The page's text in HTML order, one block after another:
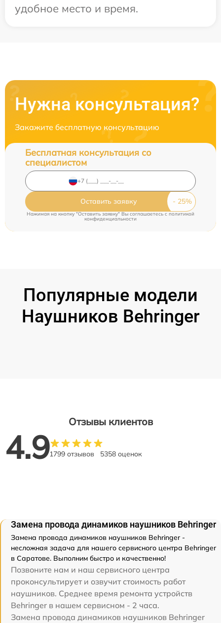
удобное место и время.
Нужна консультация?
Закажите бесплатную консультацию
Бесплатная консультация со
специалистом
Оставить заявку
Нажимая на кнопку "Оставить заявку" Вы соглашаетесь cполитикой
конфиденциальности
Популярные модели
Наушников Behringer
Отзывы клиентов
4.91799 отзывов 5358 оценок
Замена провода динамиков наушников Behringer
Замена провода динамиков наушников Behringer -
несложная задача для нашего сервисного центра Behringer
в Саратове. Выполним быстро и качественно!
Позвоните нам и наш сервисного центра
проконсультирует и озвучит стоимость работ
наушников. Среднее время ремонта устройств
Behringer в нашем сервисном - 2 часа.
Замена провода динамиков наушников Behringer